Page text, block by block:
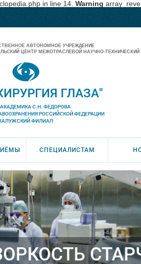
in line 14. Warning
АВТОНОМНОЕ УЧРЕЖДЕНИЕ
ЦЕНТР МЕЖОТРАСЛЕВОЙ НАУЧНО-ТЕХНИЧЕСКИЙ
ГЛАЗА"
С.Н. ФЕДОРОВА
РОССИЙСКОЙ ФЕДЕРАЦИИ
ФИЛИАЛ
СПЕЦИАЛИСТАМ